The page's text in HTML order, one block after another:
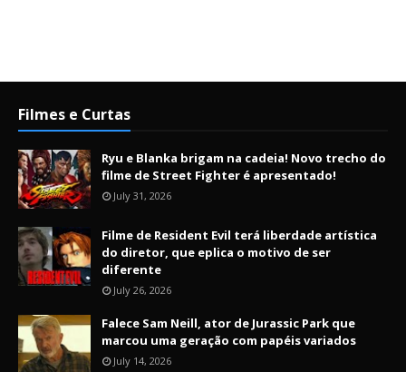
Filmes e Curtas
Ryu e Blanka brigam na cadeia! Novo trecho do
filme de Street Fighter é apresentado!
July 31, 2026
Filme de Resident Evil terá liberdade artística
do diretor, que eplica o motivo de ser
diferente
July 26, 2026
Falece Sam Neill, ator de Jurassic Park que
marcou uma geração com papéis variados
July 14, 2026